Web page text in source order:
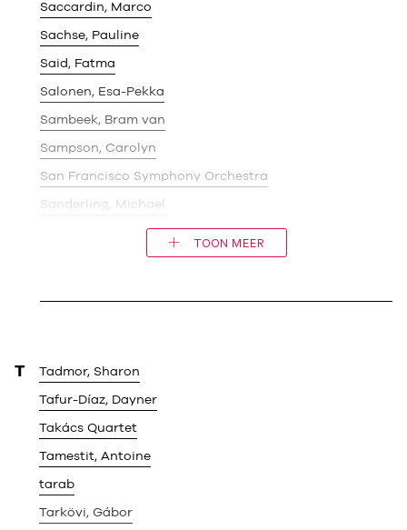
Saccardin, Marco
Sachse, Pauline
Said, Fatma
Salonen, Esa-Pekka
Sambeek, Bram van
Sampson, Carolyn
San Francisco Symphony Orchestra
Sanderling, Michael
TOON MEER
T Tadmor, Sharon
Tafur-Díaz, Dayner
Takács Quartet
Tamestit, Antoine
tarab
Tarkövi, Gábor